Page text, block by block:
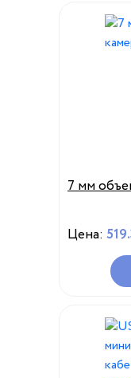
7 мм
Цена: